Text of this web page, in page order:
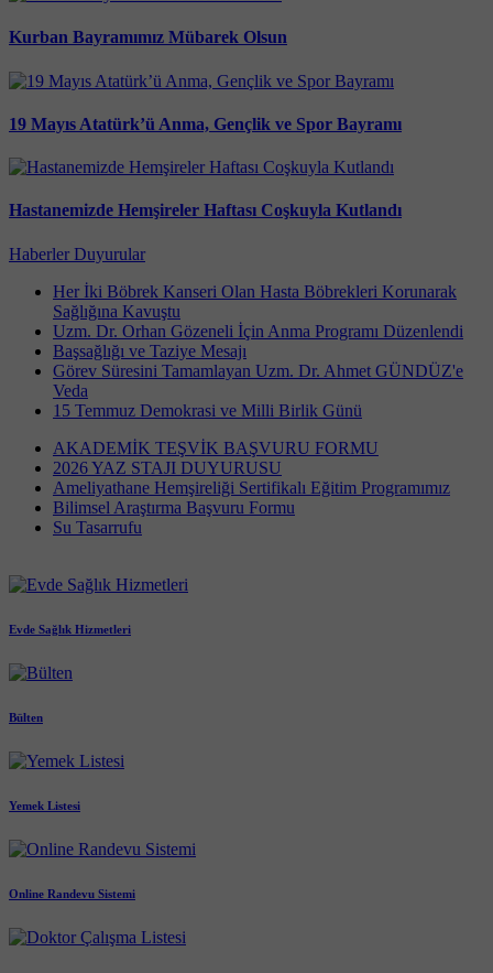
Kurban Bayramımız Mübarek Olsun
19 Mayıs Atatürk’ü Anma, Gençlik ve Spor Bayramı
Hastanemizde Hemşireler Haftası Coşkuyla Kutlandı
Haberler Duyurular
Her İki Böbrek Kanseri Olan Hasta Böbrekleri Korunarak
Sağlığına Kavuştu
Uzm. Dr. Orhan Gözeneli İçin Anma Programı Düzenlendi
Başsağlığı ve Taziye Mesajı
Görev Süresini Tamamlayan Uzm. Dr. Ahmet GÜNDÜZ'e
Veda
15 Temmuz Demokrasi ve Milli Birlik Günü
AKADEMİK TEŞVİK BAŞVURU FORMU
2026 YAZ STAJI DUYURUSU
Ameliyathane Hemşireliği Sertifikalı Eğitim Programımız
Bilimsel Araştırma Başvuru Formu
Su Tasarrufu
Evde Sağlık Hizmetleri
Bülten
Yemek Listesi
Online Randevu Sistemi